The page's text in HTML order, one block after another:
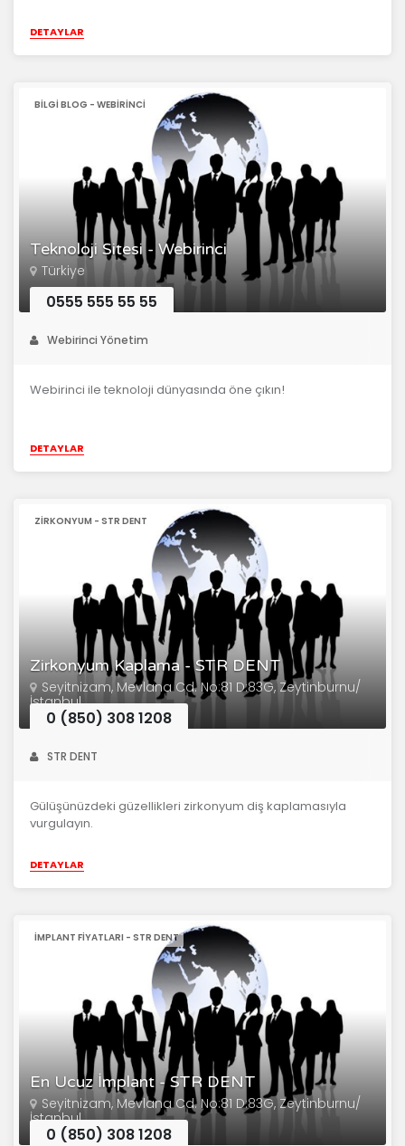
DETAYLAR
Teknoloji Sitesi - Webirinci
BILGI BLOG - WEBIRINCI
Türkiye
0555 555 55 55
Webirinci Yönetim
Webirinci ile teknoloji dünyasında öne çıkın!
DETAYLAR
Zirkonyum Kaplama - STR DENT
ZIRKONYUM - STR DENT
Seyitnizam, Mevlana Cd. No:81 D:83G, Zeytinburnu/
İstanbul
0 (850) 308 1208
STR DENT
Gülüşünüzdeki güzellikleri zirkonyum diş kaplamasıyla
vurgulayın.
DETAYLAR
En Ucuz İmplant - STR DENT
İMPLANT FIYATLARI - STR DENT
Seyitnizam, Mevlana Cd. No:81 D:83G, Zeytinburnu/
İstanbul
0 (850) 308 1208